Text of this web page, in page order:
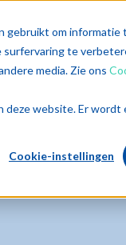
om
te
media. Zie ons
website. Er
Cookie-instellingen